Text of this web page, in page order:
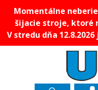
Momentálne
šijacie stroje, ktoré
V stredu dňa